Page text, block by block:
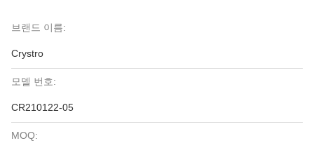
브랜드 이름:
Crystro
모델 번호:
CR210122-05
MOQ: